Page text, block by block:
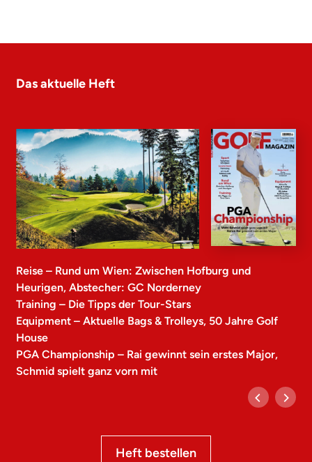
Das aktuelle Heft
Reise – Rund um Wien: Zwischen Hofburg und
Heurigen, Abstecher: GC Norderney
Training – Die Tipps der Tour-Stars
Equipment – Aktuelle Bags & Trolleys, 50 Jahre Golf
House
PGA Championship – Rai gewinnt sein erstes Major,
Schmid spielt ganz vorn mit
Heft bestellen